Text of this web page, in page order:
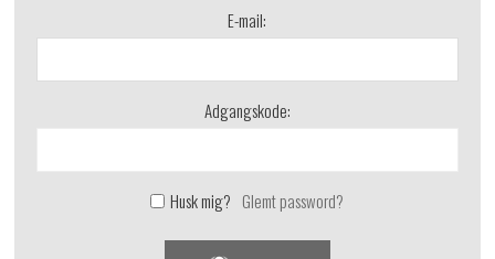
E-mail:
Adgangskode:
Husk mig? Glemt password?